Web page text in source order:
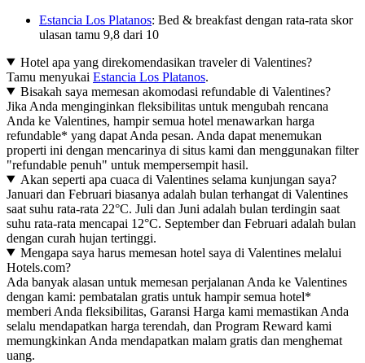
Estancia Los Platanos: Bed & breakfast dengan rata-rata skor
ulasan tamu 9,8 dari 10
Hotel apa yang direkomendasikan traveler di Valentines?
Tamu menyukai Estancia Los Platanos.
Bisakah saya memesan akomodasi refundable di Valentines?
Jika Anda menginginkan fleksibilitas untuk mengubah rencana
Anda ke Valentines, hampir semua hotel menawarkan harga
refundable* yang dapat Anda pesan. Anda dapat menemukan
properti ini dengan mencarinya di situs kami dan menggunakan filter
"refundable penuh" untuk mempersempit hasil.
Akan seperti apa cuaca di Valentines selama kunjungan saya?
Januari dan Februari biasanya adalah bulan terhangat di Valentines
saat suhu rata-rata 22°C. Juli dan Juni adalah bulan terdingin saat
suhu rata-rata mencapai 12°C. September dan Februari adalah bulan
dengan curah hujan tertinggi.
Mengapa saya harus memesan hotel saya di Valentines melalui
Hotels.com?
Ada banyak alasan untuk memesan perjalanan Anda ke Valentines
dengan kami: pembatalan gratis untuk hampir semua hotel*
memberi Anda fleksibilitas, Garansi Harga kami memastikan Anda
selalu mendapatkan harga terendah, dan Program Reward kami
memungkinkan Anda mendapatkan malam gratis dan menghemat
uang.